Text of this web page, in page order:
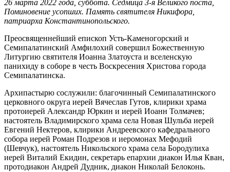
26 марта 2022 года, суббота. Седмица 3-я Великого поста,
Поминовение усопших. Память святителя Никифора,
патриарха Константинопольского.
Преосвященнейший епископ Усть-Каменогорский и
Семипалатинский Амфилохий совершил Божественную
Литургию святителя Иоанна Златоуста и вселенскую
панихиду в соборе в честь Воскресения Христова города
Семипалатинска.
Архипастырю сослужили: благочинный Семипалатинского
церковного округа иерей Вячеслав Гутов, клирики храма
протоиерей Александр Юркин и иерей Иоанн Толмачев;
настоятель Владимирского храма села Новая Шульба иерей
Евгений Нектеров, клирики Андреевского кафедрального
собора иерей Роман Подрезов и иеромонах Мефодий
(Шевчук), настоятель Никольского храма села Бородулиха
иерей Виталий Екидин, секретарь епархии диакон Илья Кван,
протодиакон Андрей Дудник, диакон Николай Белоконь.